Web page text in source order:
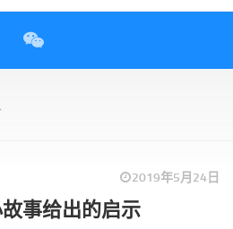
2019年5月24日
事给出的启示